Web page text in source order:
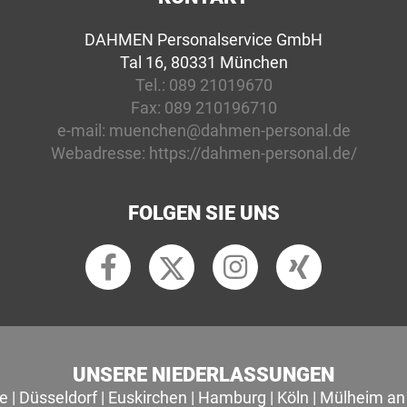
DAHMEN Personalservice GmbH
Tal 16, 80331 München
Tel.: 089 21019670
Fax: 089 210196710
e-mail: muenchen@dahmen-personal.de
Webadresse: https://dahmen-personal.de/
FOLGEN SIE UNS
UNSERE NIEDERLASSUNGEN
| Düsseldorf| Euskirchen | Hamburg | Köln | Mülheim